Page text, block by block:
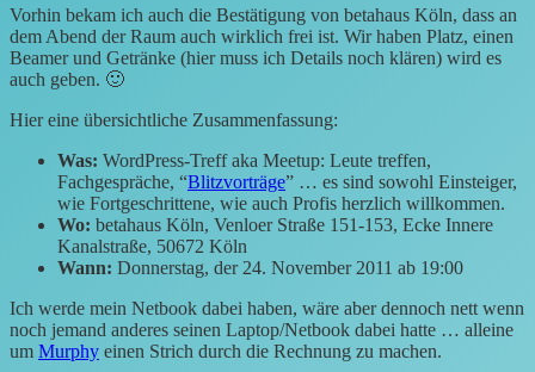
Vorhin bekam ich auch die Bestätigung von betahaus Köln, dass an
dem Abend der Raum auch wirklich frei ist. Wir haben Platz, einen
Beamer und Getränke (hier muss ich Details noch klären) wird es
auch geben. 🙂
Hier eine übersichtliche Zusammenfassung:
Was: WordPress-Treff aka Meetup: Leute treffen,
Fachgespräche, “Blitzvorträge” … es sind sowohl Einsteiger,
wie Fortgeschrittene, wie auch Profis herzlich willkommen.
Wo: betahaus Köln, Venloer Straße 151-153, Ecke Innere
Kanalstraße, 50672 Köln
Wann: Donnerstag, der 24. November 2011 ab 19:00
Ich werde mein Netbook dabei haben, wäre aber dennoch nett wenn
noch jemand anderes seinen Laptop/Netbook dabei hatte … alleine
um Murphy einen Strich durch die Rechnung zu machen.